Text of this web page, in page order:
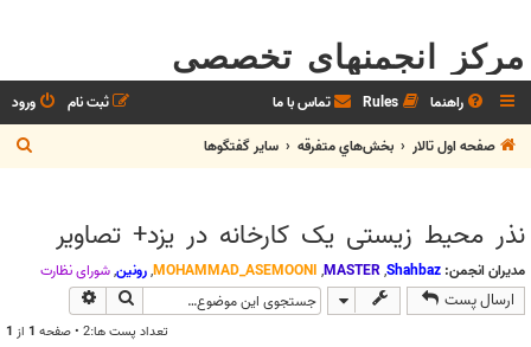
مرکز انجمنهای تخصصی
راهنما Rules تماس با ما ورود
ثبت نام
صفحه اول تالار
بخش‌‌هاي متفرقه ساير گفتگوها
س
نذر محیط زیستی یک کارخانه در یزد+ تصاویر
مدیران انجمن: Shahbaz
,
MASTER
,
MOHAMMAD_ASEMOONI
,رونین,شوراي نظارت
ارسال پست جستجو
تعداد پست ها:2 • صفحه 1 از 1